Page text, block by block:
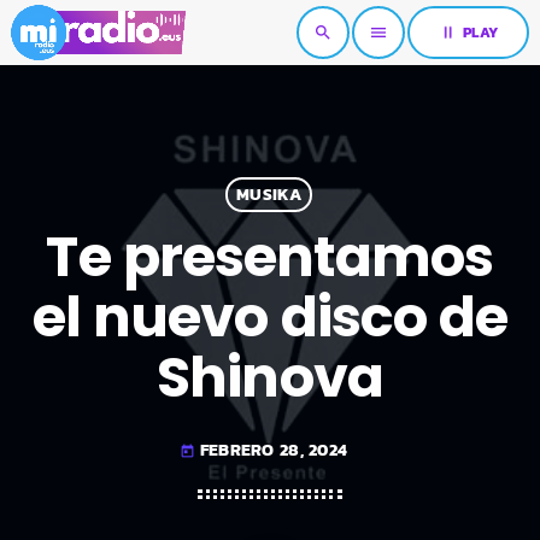
search menu pause PLAY
MUSIKA
Te presentamos
el nuevo disco de
Shinova
today FEBRERO 28, 2024